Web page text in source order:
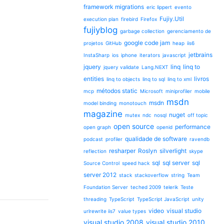
framework migrations eric lippert evento
execution plan firebird Firefox Fujiy.Util
fujiyblog garbage collection gerenciamento de
projetos GitHub google code jam heap iis6
InstaSharp ios iphone iterators javascript jetbrains
jquery jquery validate Lang.NEXT linq linq to
entities linq to objects linq to sql linq to xml livros
mcp métodos static Microsoft miniprofiler mobile
model binding monotouch msdn msdn
magazine mutex ndc nosql nuget off topic
open graph open source openid performance
podcast profiler qualidade de software ravendb
reflection resharper Roslyn silverlight skype
Source Control speed hack sql sql server sql
server 2012 stack stackoverflow string Team
Foundation Server teched 2009 telerik Teste
threading TypeScript TypeScript JavaScript unity
urlrewrite iis7 value types video visual studio
visual studio 2008 visual studio 2010